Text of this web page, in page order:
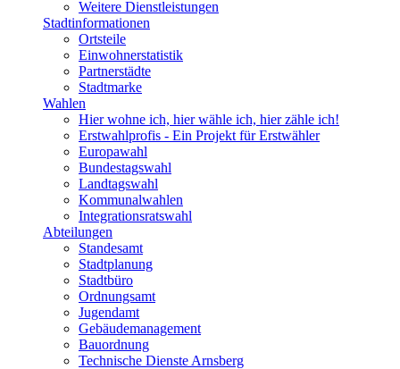
Weitere Dienstleistungen
Stadtinformationen
Ortsteile
Einwohnerstatistik
Partnerstädte
Stadtmarke
Wahlen
Hier wohne ich, hier wähle ich, hier zähle ich!
Erstwahlprofis - Ein Projekt für Erstwähler
Europawahl
Bundestagswahl
Landtagswahl
Kommunalwahlen
Integrationsratswahl
Abteilungen
Standesamt
Stadtplanung
Stadtbüro
Ordnungsamt
Jugendamt
Gebäudemanagement
Bauordnung
Technische Dienste Arnsberg